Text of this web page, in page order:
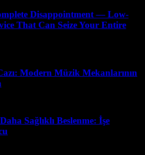
Disappointment — Low-
That Can Seize Your Entire
Modern Müzik Mekanlarının
Sağlıklı Beslenme: İşe